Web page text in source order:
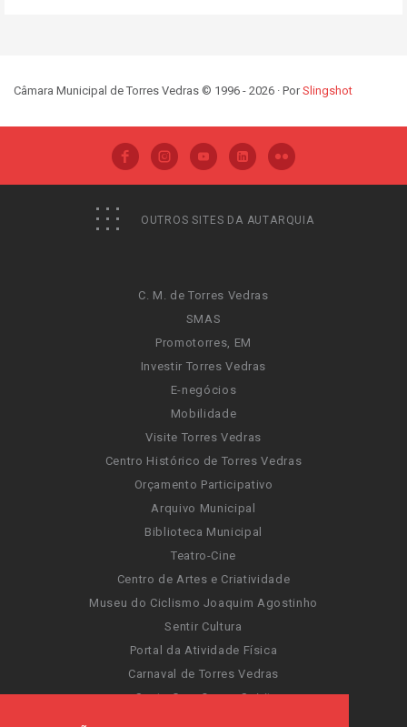
Câmara Municipal de Torres Vedras © 1996 - 2026 · PorSlingshot
OUTROS SITES DA AUTARQUIA
C. M. de Torres Vedras
SMAS
Promotorres, EM
Investir Torres Vedras
E-negócios
Mobilidade
Visite Torres Vedras
Centro Histórico de Torres Vedras
Orçamento Participativo
Arquivo Municipal
Biblioteca Municipal
Teatro-Cine
Centro de Artes e Criatividade
Museu do Ciclismo Joaquim Agostinho
Sentir Cultura
Portal da Atividade Física
Carnaval de Torres Vedras
Santa Cruz Ocean Spirit